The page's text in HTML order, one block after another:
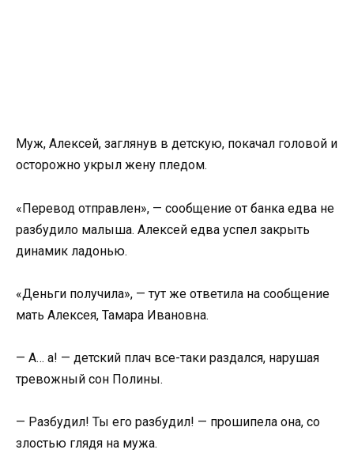
Муж, Алексей, заглянув в детскую, покачал головой и
осторожно укрыл жену пледом.
«Перевод отправлен», — сообщение от банка едва не
разбудило малыша. Алексей едва успел закрыть
динамик ладонью.
«Деньги получила», — тут же ответила на сообщение
мать Алексея, Тамара Ивановна.
— А… а! — детский плач все-таки раздался, нарушая
тревожный сон Полины.
— Разбудил! Ты его разбудил! — прошипела она, со
злостью глядя на мужа.